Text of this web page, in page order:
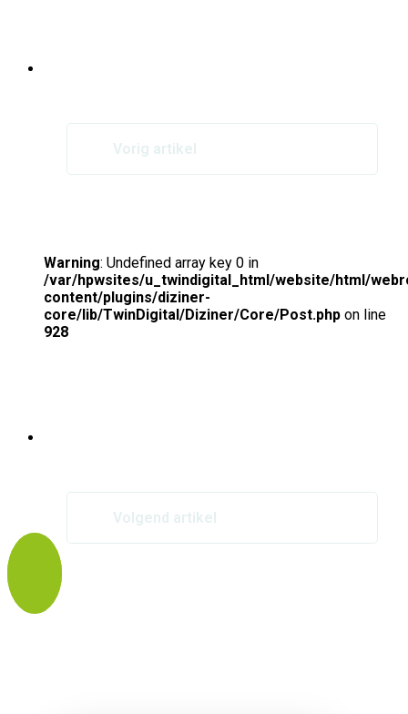
Vorig artikel
Warning: Undefined array key 0 in
/var/hpwsites/u_twindigital_html/website/html/
content/plugins/diziner-
core/lib/TwinDigital/Diziner/Core/Post.php on line
928
Volgend artikel